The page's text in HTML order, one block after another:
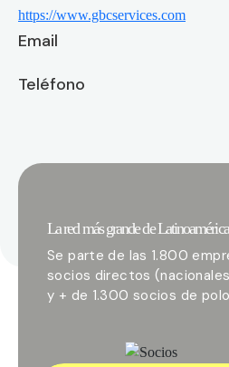
https://www.gbcservices.com
Email
Teléfono
La red más grande de Latinoamérica
Se parte de las 1.800
socios directos
y + de 1.300 socios de